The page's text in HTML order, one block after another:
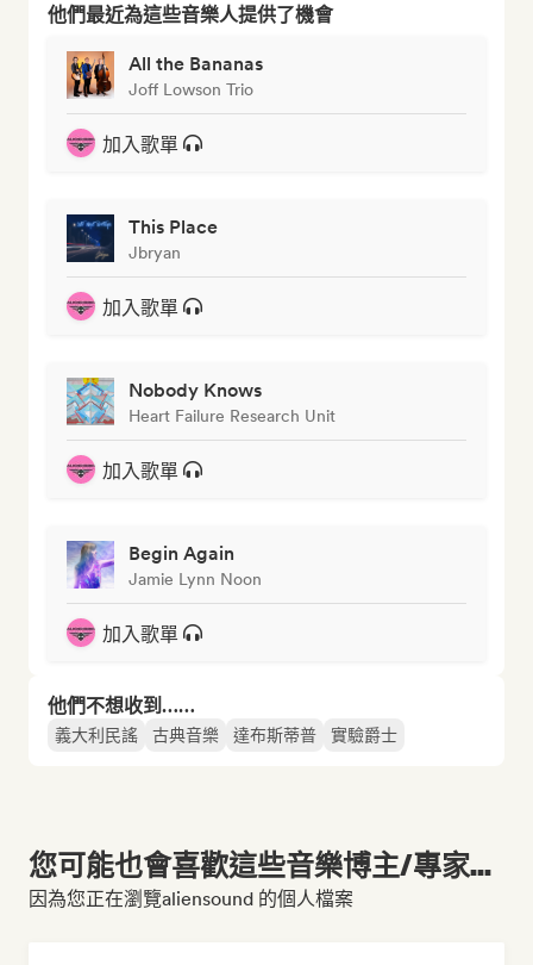
他們最近為這些音樂人提供了機會
All the Bananas
Joff Lowson Trio
加入歌單
This Place
Jbryan
加入歌單
Nobody Knows
Heart Failure Research Unit
加入歌單
Begin Again
Jamie Lynn Noon
加入歌單
他們不想收到……
義大利民謠 古典音樂 達布斯蒂普 實驗爵士
您可能也會喜歡這些音樂博主/專家...
因為您正在瀏覽aliensound 的個人檔案